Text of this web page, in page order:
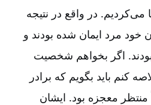
در واقع در نتیجه
خود مرد ایمان شده بودند و
اگر بخواهم شخصیت
کنم باید بگویم که برادر
منتظر معجزه بود. ایشان